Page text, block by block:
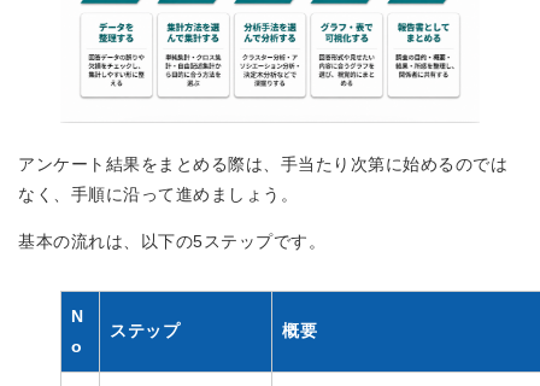
アンケート結果をまとめる際は、手当たり次第に始めるのでは
なく、手順に沿って進めましょう。
基本の流れは、以下の5ステップです。
N
o
ステップ 概要